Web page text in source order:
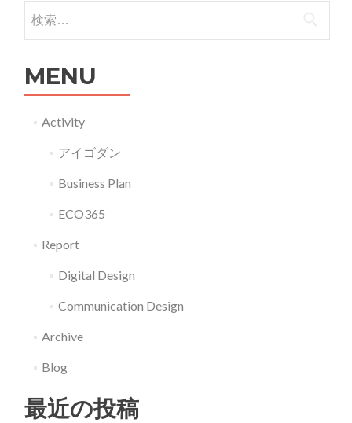
検索:
MENU
Activity
アイゴダン
Business Plan
ECO365
Report
Digital Design
Communication Design
Archive
Blog
最近の投稿